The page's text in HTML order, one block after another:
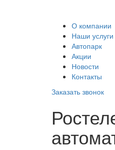
О компании
Наши услуги
Автопарк
Акции
Новости
Контакты
Заказать звонок